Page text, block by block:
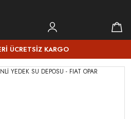
ÜCRETSİZ KARGO